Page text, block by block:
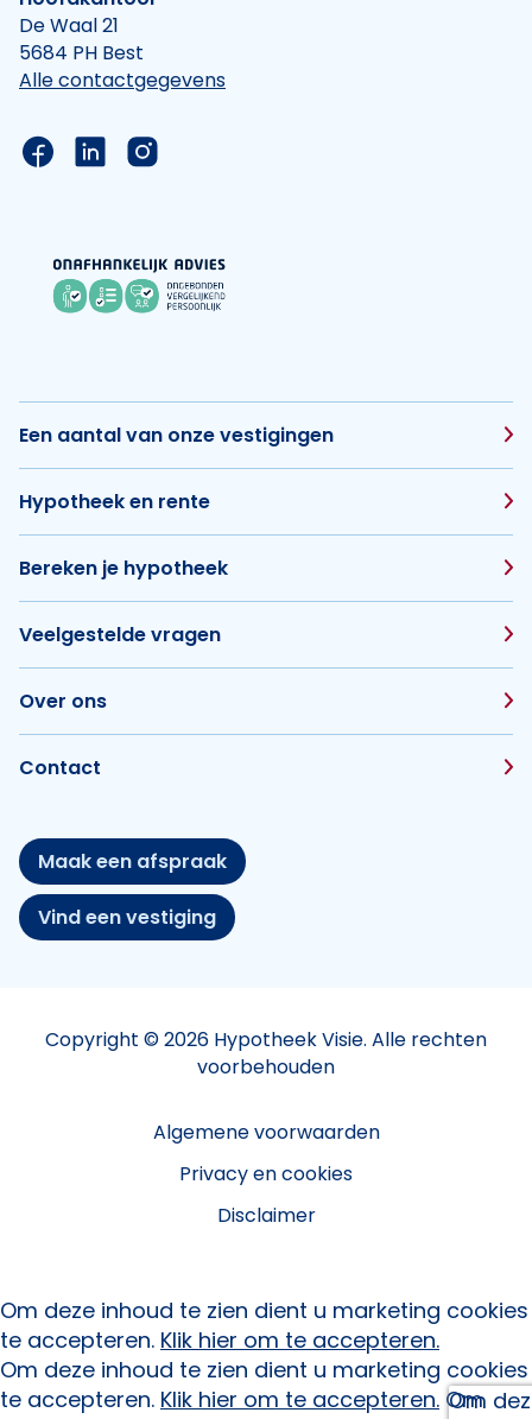
De Waal 21
5684 PH Best
Alle contactgegevens
Link naar de Facebook pagina van Hypotheek
Link naar de LinkedIn pagina van
Link naar de Instagram pagina van
Een aantal van onze vestigingen
Hypotheek en rente
Bereken je hypotheek
Veelgestelde vragen
Over ons
Contact
Maak een afspraak
Vind een vestiging
Copyright © 2026 Hypotheek Visie. Alle rechten
voorbehouden
Algemene voorwaarden
Privacy en cookies
Disclaimer
Om
Om deze inhoud te zien dient u marketing cookies
te accepteren. Klik hier om te accepteren.
Om deze inhoud te zien dient u marketing cookies
te accepteren. Klik hier om te accepteren. Om